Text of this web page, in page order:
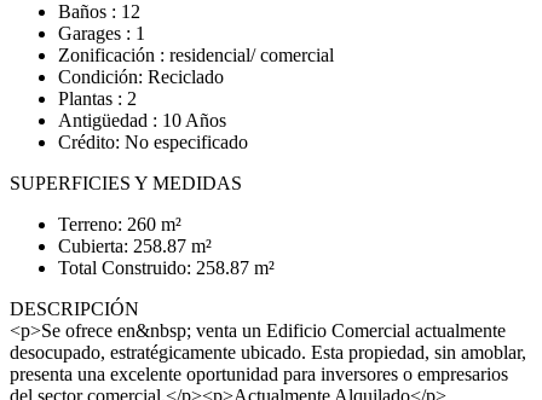
Baños : 12
Garages : 1
Zonificación : residencial/ comercial
Condición: Reciclado
Plantas : 2
Antigüedad : 10 Años
Crédito: No especificado
SUPERFICIES Y MEDIDAS
Terreno: 260 m²
Cubierta: 258.87 m²
Total Construido: 258.87 m²
DESCRIPCIÓN
<p>Se ofrece en&nbsp; venta un Edificio Comercial actualmente
desocupado, estratégicamente ubicado. Esta propiedad, sin amoblar,
presenta una excelente oportunidad para inversores o empresarios